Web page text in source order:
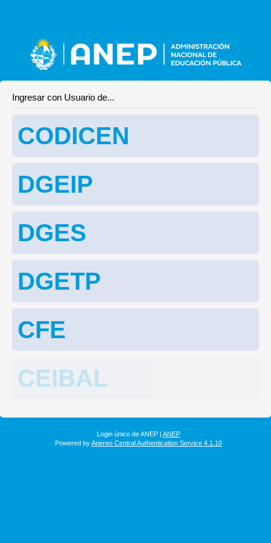
Ingresar con Usuario de...
CODICEN
DGEIP
DGES
DGETP
CFE
CEIBAL
Login único de ANEP | ANEP
Powered byApereo Central Authentication Service 4.1.10